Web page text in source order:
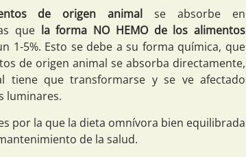
de origen animal se absorbe en
quela forma NO HEMO de los alimentos
1-5%. Esto se debe a su forma química, que
de origen animal se absorba directamente,
tiene que transformarse y se ve afectado
luminares.
por la que la dieta omnívora bien equilibrada
de la salud.